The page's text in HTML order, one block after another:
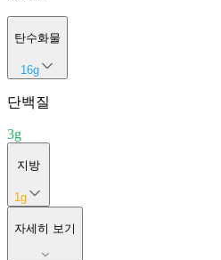
탄수화물
16g
단백질
3g
지방
1 g
자세히 보기